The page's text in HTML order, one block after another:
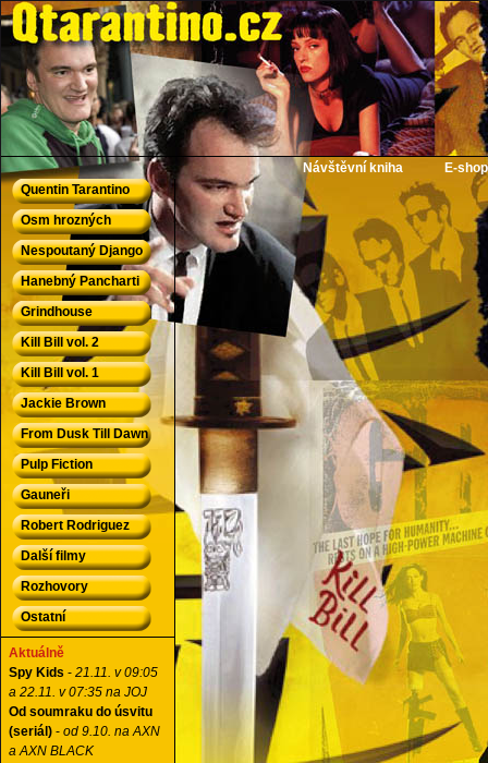
QTarantino.cz - Quentin Tarantino
Návštěvní kniha
E-shop
Quentin Tarantino
Osm hrozných
Nespoutaný Django
Hanebný Pancharti
Grindhouse
Kill Bill vol. 2
Kill Bill vol. 1
Jackie Brown
From Dusk Till Dawn
Pulp Fiction
Gauneři
Robert Rodriguez
Další filmy
Rozhovory
Ostatní
Aktuálně
Spy Kids - 21.11. v 09:05
a 22.11. v 07:35 na JOJ
Od soumraku do úsvitu
(seriál) - od 9.10. na AXN
a AXN BLACK